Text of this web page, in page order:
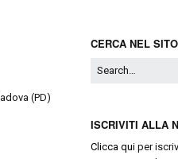
(PD)
CERCA NEL SITO
ISCRIVITI ALLA
Clicca qui per